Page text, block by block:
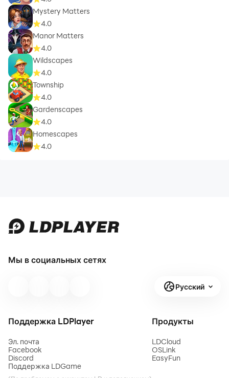
Mystery Matters
4.0
Manor Matters
4.0
Wildscapes
4.0
Township
4.0
Gardenscapes
4.0
Homescapes
4.0
Мы в социальных сетях
Русский
Поддержка LDPlayer
Эл. почта
Facebook
Discord
Поддержка LDGame
Продукты
LDCloud
OSLink
EasyFun